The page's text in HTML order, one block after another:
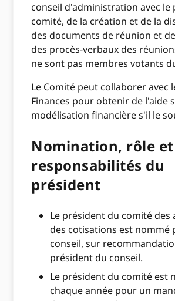
conseil d'administration avec le
comité, de la création et de la
des documents de réunion et
des procès-verbaux des
ne sont pas membres votants
Le Comité peut collaborer avec
Finances pour obtenir de l'aide
modélisation financière s'il le
Nomination, rôle et
responsabilités du
président
Le président du comité des
des cotisations est nommé
conseil, sur
président du conseil.
Le président du comité est
chaque année pour un